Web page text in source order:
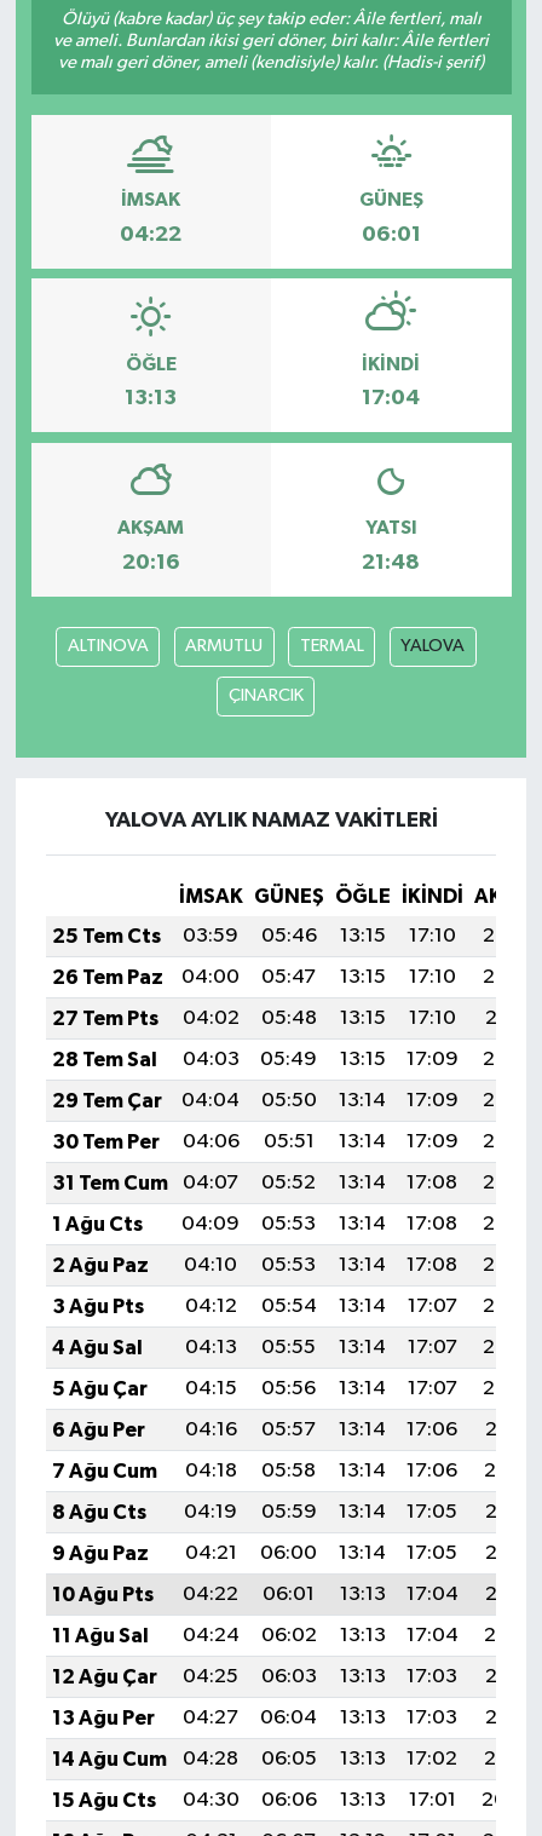
Ölüyü (kabre kadar) üç şey takip eder: Âile fertleri, malı
ve ameli. Bunlardan ikisi geri döner, biri kalır: Âile fertleri
ve malı geri döner, ameli (kendisiyle) kalır. (Hadis-i şerif)
İMSAK
04:22
GÜNEŞ
06:01
ÖĞLE
13:13
İKINDI
17:04
AKŞAM
20:16
YATSI
21:48
ALTINOVA ARMUTLU TERMAL YALOVA
ÇINARCIK
YALOVA AYLIK NAMAZ VAKITLERI
İMSAK GÜNEŞ ÖĞLE İKINDI
25 Tem Cts
03:59 05:46 13:15 17:10
20:33
26 Tem Paz
04:00 05:47 13:15 17:10
20:32
27 Tem Pts
04:02 05:48 13:15 17:10
20:31
28 Tem Sal
04:03 05:49 13:15 17:09
20:30
29 Tem Çar
04:04 05:50 13:14 17:09
20:29
30 Tem Per
04:06 05:51 13:14 17:09
20:28
31 Tem Cum
04:07 05:52 13:14 17:08
20:27
1 Ağu Cts
04:09 05:53 13:14 17:08
20:26
2 Ağu Paz
04:10 05:53 13:14 17:08
20:25
3 Ağu Pts
04:12 05:54 13:14 17:07
20:24
4 Ağu Sal
04:13 05:55 13:14 17:07
20:23
5 Ağu Çar
04:15 05:56 13:14 17:07
20:22
6 Ağu Per
04:16 05:57 13:14 17:06
20:21
7 Ağu Cum
04:18 05:58 13:14 17:06
20:19
8 Ağu Cts
04:19 05:59 13:14 17:05
20:18
9 Ağu Paz
04:21 06:00 13:14 17:05
20:17
10 Ağu Pts
04:22 06:01 13:13 17:04
20:16
11 Ağu Sal
04:24 06:02 13:13 17:04
20:14
12 Ağu Çar
04:25 06:03 13:13 17:03
20:13
13 Ağu Per
04:27 06:04 13:13 17:03
20:12
14 Ağu Cum
04:28 06:05 13:13 17:02
20:10
15 Ağu Cts
04:30 06:06 13:13 17:01
20:09
Resmi İlanlar